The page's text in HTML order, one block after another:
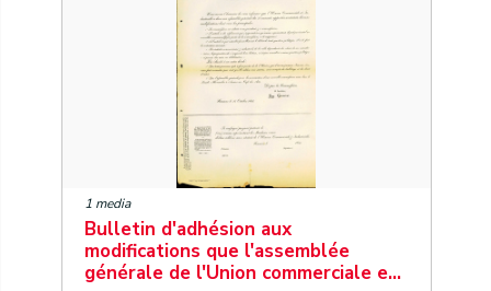
1 media
Bulletin d'adhésion aux
modifications que l'assemblée
générale de l'Union commerciale e…